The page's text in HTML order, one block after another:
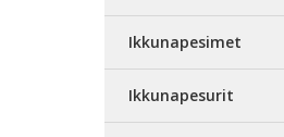
Ikkunapesimet
Ikkunapesurit